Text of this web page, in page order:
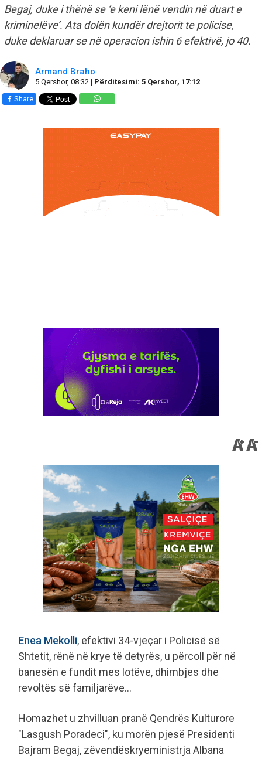
Begaj, duke i thënë se ‘e keni lënë vendin në duart e
kriminelëve’. Ata dolën kundër drejtorit te policise,
duke deklaruar se në operacion ishin 6 efektivë, jo 40.
Armand Braho
5 Qershor, 08:32 | Përditesimi: 5 Qershor, 17:12
Share
Enea Mekolli, efektivi 34-vjeçar i Policisë së
Shtetit, rënë në krye të detyrës, u përcoll për në
banesën e fundit mes lotëve, dhimbjes dhe
revoltës së familjarëve...
Homazhet u zhvilluan pranë Qendrës Kulturore
"Lasgush Poradeci", ku morën pjesë Presidenti
Bajram Begaj, zëvendëskryeministrja Albana